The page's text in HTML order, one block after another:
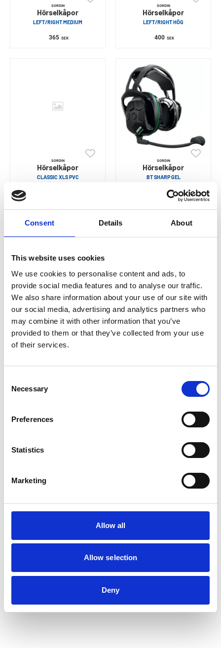
Consent Details About
This website uses cookies
We use cookies to personalise content and ads, to
provide social media features and to analyse our traffic.
We also share information about your use of our site with
our social media, advertising and analytics partners who
may combine it with other information that you’ve
provided to them or that they’ve collected from your use
of their services.
Selection
Necessary
Preferences
Statistics
Marketing
Allow all
Allow selection
Deny
SORDIN
Hörselkåpor
LEFT/RIGHT MEDIUM
365 SEK
SORDIN
Hörselkåpor
LEFT/RIGHT HÖG
400 SEK
SORDIN
Hörselkåpor
CLASSIC XLS PVC
SORDIN
Hörselkåpor
BT SHARP GEL
4 200SEK
Hörselkåpor
BT SHARP GEL HJÄLM
4 200SEK
Hörselkåpor
BT SHARP G HJÄLM M
Öronproppar
SMARTEAR TPE
268SEK